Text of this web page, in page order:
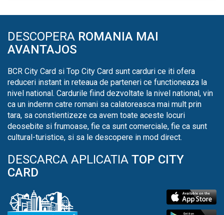
DESCOPERA ROMANIA MAI
AVANTAJOS
BCR City Card si Top City Card sunt carduri ce iti ofera
reduceri instant in reteaua de parteneri ce functioneaza la
nivel national. Cardurile fiind dezvoltate la nivel national, vin
ca un indemn catre romani sa calatoreasca mai mult prin
tara, sa constientizeze ca avem toate aceste locuri
deosebite si frumoase, fie ca sunt comerciale, fie ca sunt
cultural-turistice, si sa le descopere in mod direct.
DESCARCA APLICATIA TOP CITY
CARD